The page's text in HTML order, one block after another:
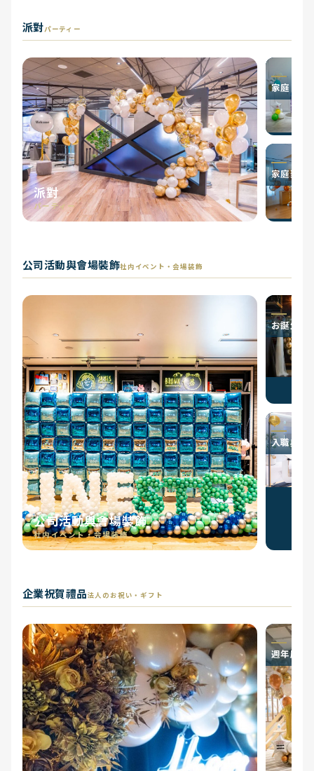
派對パーティー
派對
パーティー
家庭日
家庭聚會
公司活動與會場裝飾社内イベント・会場装飾
公司活動與會場裝飾
社内イベント・会場装飾
お誕生日
入職典禮
企業祝賀禮品法人のお祝い・ギフト
週年慶祝